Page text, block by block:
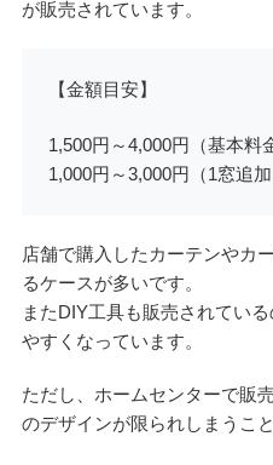
が販売されています。
【金額目安】
1,500円～4,000円（基本料
1,000円～3,000円（1窓追加
店舗で購入したカーテンやカ
るケースが多いです。
またDIY工具も販売されてい
やすくなっています。
ただし、ホームセンターで販
のデザインが限られしまうこ